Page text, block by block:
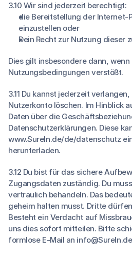
3.10 Wir sind jederzeit berechtigt:
die Bereitstellung der Internet-
einzustellen oder
Dein Recht zur Nutzung dieser
Dies gilt insbesondere dann, wenn
Nutzungsbedingungen verstößt.
3.11 Du kannst jederzeit
Nutzerkonto löschen. Im Hinblick
Daten über die
Datenschutzerklärungen. Diese
www.SureIn.de/de/datenschutz
herunterladen.
3.12 Du bist für das sichere
Zugangsdaten zuständig. Du
vertraulich behandeln. Das
geheim halten musst. Dritte
Besteht ein Verdacht auf
uns dies sofort mitteilen. Bitte
formlose E-Mail an info@SureIn.de